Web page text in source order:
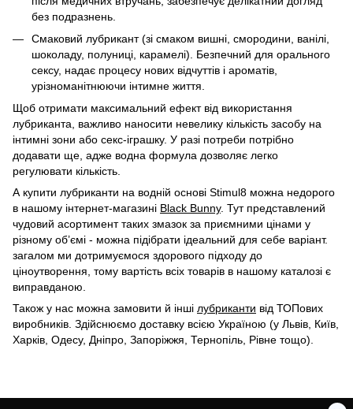
без подразнень.
Смаковий лубрикант (зі смаком вишні, смородини, ванілі,
шоколаду, полуниці, карамелі). Безпечний для орального
сексу, надає процесу нових відчуттів і ароматів,
урізноманітнюючи інтимне життя.
Щоб отримати максимальний ефект від використання
лубриканта, важливо наносити невелику кількість засобу на
інтимні зони або секс-іграшку. У разі потреби потрібно
додавати ще, адже водна формула дозволяє легко
регулювати кількість.
А купити лубриканти на водній основі Stimul8 можна недорого
в нашому інтернет-магазині Black Bunny. Тут представлений
чудовий асортимент таких змазок за приємними цінами у
різному об’ємі - можна підібрати ідеальний для себе варіант.
загалом ми дотримуємося здорового підходу до
ціноутворення, тому вартість всіх товарів в нашому каталозі є
виправданою.
Також у нас можна замовити й інші лубриканти від ТОПових
виробників. Здійснюємо доставку всією Україною (у Львів, Київ,
Харків, Одесу, Дніпро, Запоріжжя, Тернопіль, Рівне тощо).